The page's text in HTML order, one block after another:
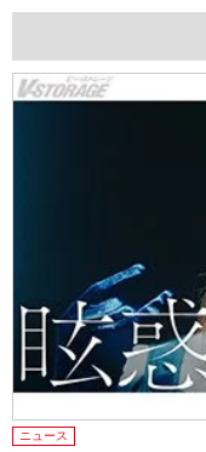
ニュース